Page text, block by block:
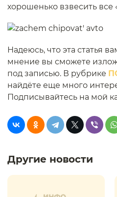
хорошенько взвесить все
Надеюсь, что эта статья
мнение вы сможете
под записью. В рубрике
найдёте еще много
Подписывайтесь на мой
Другие новости